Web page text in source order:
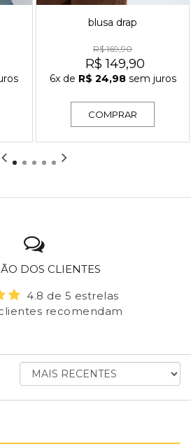
blusa drap
R$ 169,90
R$ 149,90
6xde R$ 24,98sem juros
COMPRAR
DOS CLIENTES
4.8 de 5 estrelas
recomendam
ORDENAR
AVALIAÇÕES